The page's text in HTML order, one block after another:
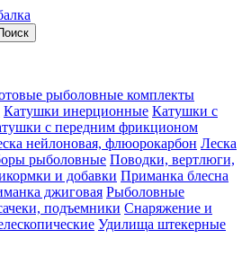
рыболовные комплекты
Катушки инерционные Катушки с
с передним фрикционом
нейлоновая, флюорокарбон Леска
рыболовные Поводки, вертлюги,
и добавки Приманка блесна
джиговая Рыболовные
подъемники Снаряжение и
Удилища штекерные